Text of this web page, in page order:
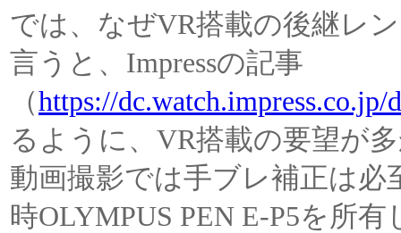
では、なぜVR搭載の後継レ
言うと、Impressの記事
（https://
るように、VR搭載の要望が
動画撮影では手ブレ補正は
時OLYMPUS PEN E-P5を所